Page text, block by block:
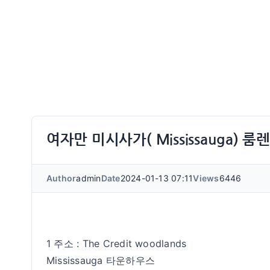
여자만 미시사가( Mississauga) 룸
AuthoradminDate2024-01-13 07:11Views6446
1 주소 : The Credit woodlands
Mississauga 타운하우스